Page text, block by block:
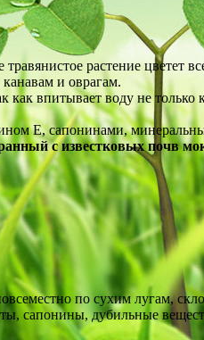
травянистое растение цветет
и оврагам.
как впитывает воду не
Е, сапонинами,
с известковых почв
по сухим лугам,
сапонины, дубильные